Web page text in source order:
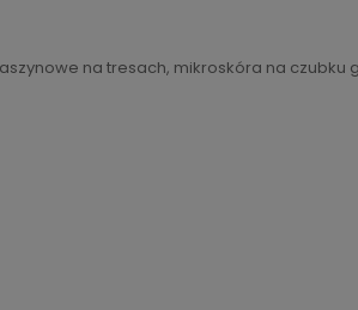
na tresach, mikroskóra na czubku